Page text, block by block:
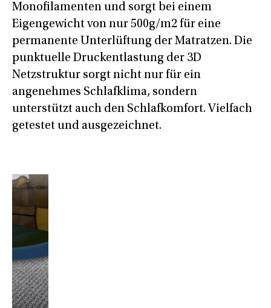
Monofilamenten und sorgt bei einem
Eigengewicht von nur 500g/m2 für eine
permanente Unterlüftung der Matratzen. Die
punktuelle Druckentlastung der 3D
Netzstruktur sorgt nicht nur für ein
angenehmes Schlafklima, sondern
unterstützt auch den Schlafkomfort. Vielfach
getestet und ausgezeichnet.